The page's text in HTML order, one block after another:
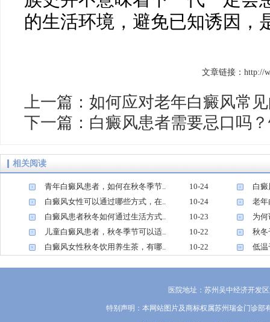
的生活环境，避免已知诱因，
文章链接：http://
上一篇： 如何应对老年白癜风常
下一篇： 白癜风患者需要忌口吗
相关阅读
1 青年白癜风患者，如何在秋冬季节.. 10-24 2 白
3 白癜风女性可以通过哪些方式，在.. 10-24 4 老年
5 白癜风患者秋冬如何通过生活方式.. 10-23 6 为
儿童白癜风患者，秋冬季节可以适.. 10-22 8 秋冬
9 白癜风女性秋冬饮用养生茶，有哪.. 10-22 10 低温
医院地址：苏州吴中经济开发
特别声明：本网站图片及商标权属苏州瑞金门诊